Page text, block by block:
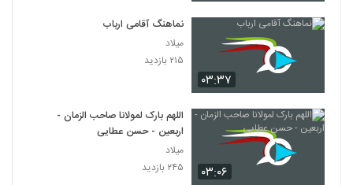
۰۳:۳۷
نماهنگ آقامی ارباب
میلاد
۲۱۵ بازدید
۰۳:۰۶
اللهم بارک لمولانا صاحب الزمان -
اربعین - حسن عطایی
میلاد
۲۴۵ بازدید